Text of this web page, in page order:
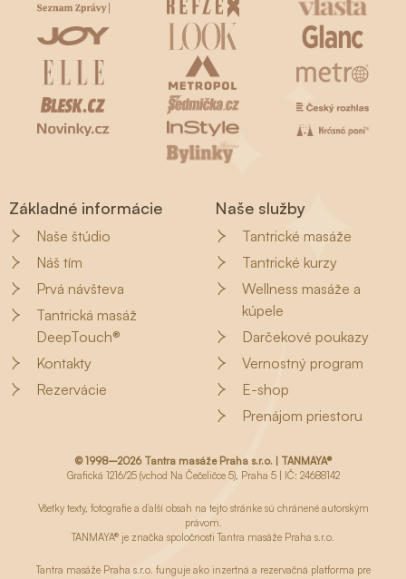
Základné informácie
Naše štúdio
Náš tím
Prvá návšteva
Tantrická masáž
DeepTouch®
Kontakty
Rezervácie
Naše služby
Tantrické masáže
Tantrické kurzy
Wellness masáže a
kúpele
Darčekové poukazy
Vernostný program
E-shop
Prenájom priestoru
© 1998–2026 Tantra masáže Praha s.r.o. | TANMAYA®
Grafická 1216/25 (vchod Na Čečeličce 5), Praha 5 | IČ: 24688142
Všetky texty, fotografie a ďalší obsah na tejto stránke sú chránené autorským
právom.
TANMAYA® je značka spoločnosti Tantra masáže Praha s.r.o.
Tantra masáže Praha s.r.o. funguje ako inzertná a rezervačná platforma pre